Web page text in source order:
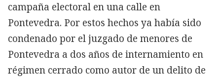
campaña electoral en una calle en
Pontevedra. Por estos hechos ya había sido
condenado por el juzgado de menores de
Pontevedra a dos años de internamiento en
régimen cerrado como autor de un delito de